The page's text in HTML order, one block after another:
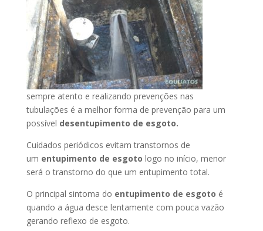
sempre atento e realizando prevenções nas
tubulações é a melhor forma de prevenção para um
possível desentupimento de esgoto.
Cuidados periódicos evitam transtornos de
um entupimento de esgoto logo no início, menor
será o transtorno do que um entupimento total.
O principal sintoma do entupimento de esgoto é
quando a água desce lentamente com pouca vazão
gerando reflexo de esgoto.